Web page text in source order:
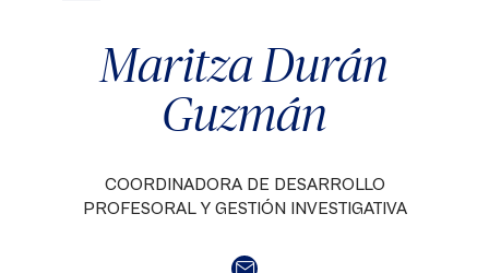
Maritza Durán
Guzmán
COORDINADORA DE DESARROLLO
PROFESORAL Y GESTIÓN INVESTIGATIVA